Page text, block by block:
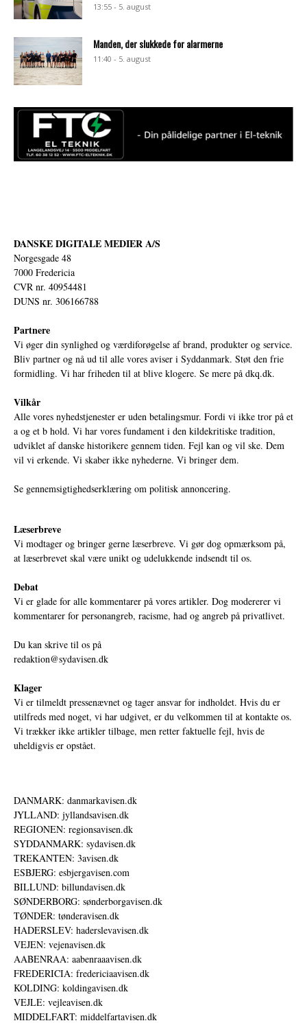
13:55 - 5. august
Manden, der slukkede for alarmerne
11:40 - 5. august
DANSKE DIGITALE MEDIER A/S
Norgesgade 48
7000 Fredericia
CVR nr. 40954481
DUNS nr. 306166788
Partnere
Vi øger din synlighed og værdiforøgelse af brand, produkter og service.
Bliv partner og nå ud til alle vores aviser i Syddanmark. Støt den frie
formidling. Vi har friheden til at blive klogere. Se mere på dkq.dk.
Vilkår
Alle vores nyhedstjenester er uden betalingsmur. Fordi vi ikke tror på et
a og et b hold. Vi har vores fundament i den kildekritiske tradition,
udviklet af danske historikere gennem tiden. Fejl kan og vil ske. Dem
vil vi erkende. Vi skaber ikke nyhederne. Vi bringer dem.
Se gennemsigtighedserklæring om politisk annoncering.
Læserbreve
Vi modtager og bringer gerne læserbreve. Vi gør dog opmærksom på,
at læserbrevet skal være unikt og udelukkende indsendt til os.
Debat
Vi er glade for alle kommentarer på vores artikler. Dog modererer vi
kommentarer for personangreb, racisme, had og angreb på privatlivet.
Du kan skrive til os på
redaktion@sydavisen.dk
Klager
Vi er tilmeldt pressenævnet og tager ansvar for indholdet. Hvis du er
utilfreds med noget, vi har udgivet, er du velkommen til at kontakte os.
Vi trækker ikke artikler tilbage, men retter faktuelle fejl, hvis de
uheldigvis er opstået.
DANMARK: danmarkavisen.dk
JYLLAND: jyllandsavisen.dk
REGIONEN: regionsavisen.dk
SYDDANMARK: sydavisen.dk
TREKANTEN: 3avisen.dk
ESBJERG: esbjergavisen.com
BILLUND: billundavisen.dk
SØNDERBORG: sønderborgavisen.dk
TØNDER: tønderavisen.dk
HADERSLEV: haderslevavisen.dk
VEJEN: vejenavisen.dk
AABENRAA: aabenraaavisen.dk
FREDERICIA: fredericiaavisen.dk
KOLDING: koldingavisen.dk
VEJLE: vejleavisen.dk
MIDDELFART: middelfartavisen.dk